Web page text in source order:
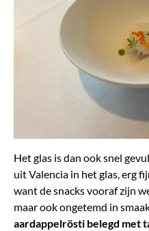
Het glas is dan ook snel
uit Valencia in het glas, erg
want de snacks vooraf zijn
maar ook ongetemd in
aardappelrösti belegd met